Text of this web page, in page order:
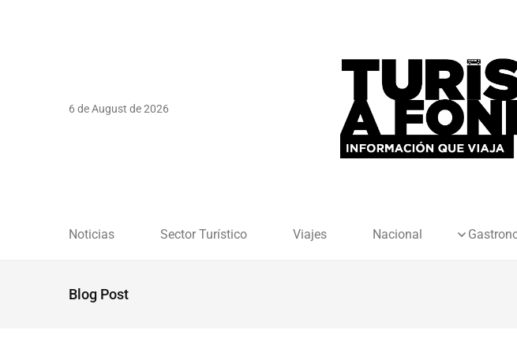
6 de August de 2026
Noticias Sector Turístico Viajes Nacional
Blog Post